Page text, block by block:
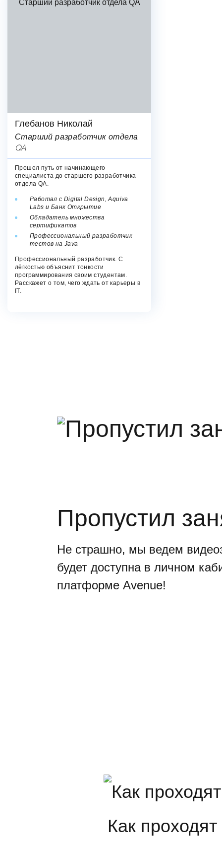
Глебанов Николай
Старший разработчик отдела
QA
Прошел путь от начинающего
специалиста до старшего разработчика
отдела QA.
Работал c Digital Design, Aquiva
Labs и Банк Открытие
Обладатель множества
сертификатов
Профессиональный разработчик
тестов на Java
Профессиональный разработчик. С
лёгкостью объяснит тонкости
программирования своим студентам.
Расскажет о том, чего ждать от карьеры в
IT.
Пропустил
Не страшно, мы ведем
будет доступна в личном
платформе Avenue!
Как